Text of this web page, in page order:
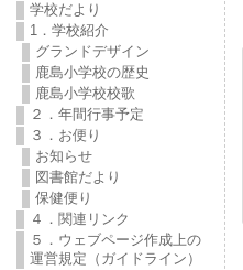
学校だより
1．学校紹介
グランドデザイン
鹿島小学校の歴史
鹿島小学校校歌
２．年間行事予定
３．お便り
お知らせ
図書館だより
保健便り
４．関連リンク
５．ウェブページ作成上の
運営規定（ガイドライン）